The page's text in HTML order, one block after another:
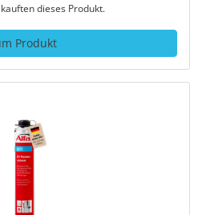
dieses Produkt.
Produkt